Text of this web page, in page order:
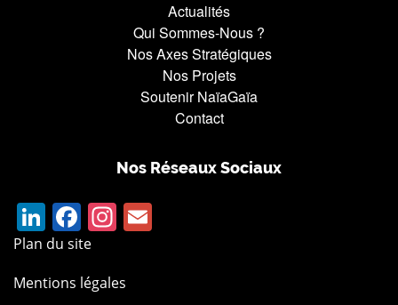
Actualités
Qui Sommes-Nous ?
Nos Axes Stratégiques
Nos Projets
Soutenir NaïaGaïa
Contact
Nos Réseaux Sociaux
LinkedIn
Facebook
Instagram
Plan du site
Mentions légales